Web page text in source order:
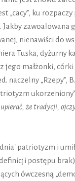
„cacy”, ku
zawoalowana
nienawiści do
Tuska, dyżurny
małżonki,
naczelny
że tradycji,
patriotyzm i
postępu
ówczesną